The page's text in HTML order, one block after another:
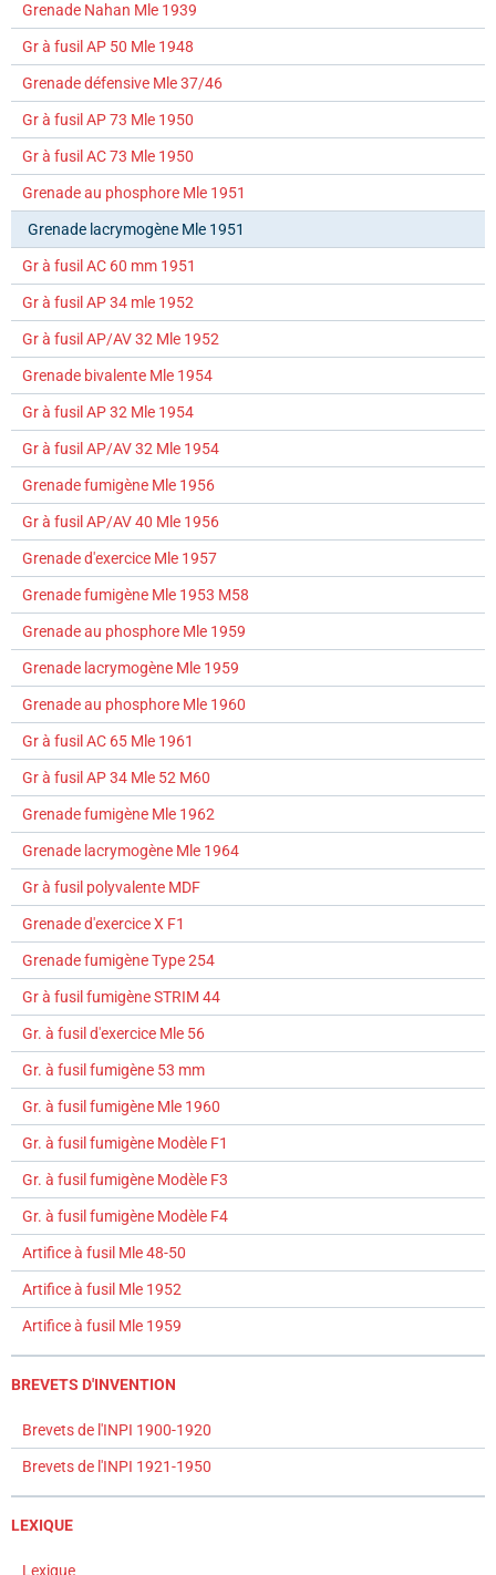
Grenade Nahan Mle 1939
Gr à fusil AP 50 Mle 1948
Grenade défensive Mle 37/46
Gr à fusil AP 73 Mle 1950
Gr à fusil AC 73 Mle 1950
Grenade au phosphore Mle 1951
Grenade lacrymogène Mle 1951
Gr à fusil AC 60 mm 1951
Gr à fusil AP 34 mle 1952
Gr à fusil AP/AV 32 Mle 1952
Grenade bivalente Mle 1954
Gr à fusil AP 32 Mle 1954
Gr à fusil AP/AV 32 Mle 1954
Grenade fumigène Mle 1956
Gr à fusil AP/AV 40 Mle 1956
Grenade d'exercice Mle 1957
Grenade fumigène Mle 1953 M58
Grenade au phosphore Mle 1959
Grenade lacrymogène Mle 1959
Grenade au phosphore Mle 1960
Gr à fusil AC 65 Mle 1961
Gr à fusil AP 34 Mle 52 M60
Grenade fumigène Mle 1962
Grenade lacrymogène Mle 1964
Gr à fusil polyvalente MDF
Grenade d'exercice X F1
Grenade fumigène Type 254
Gr à fusil fumigène STRIM 44
Gr. à fusil d'exercice Mle 56
Gr. à fusil fumigène 53 mm
Gr. à fusil fumigène Mle 1960
Gr. à fusil fumigène Modèle F1
Gr. à fusil fumigène Modèle F3
Gr. à fusil fumigène Modèle F4
Artifice à fusil Mle 48-50
Artifice à fusil Mle 1952
Artifice à fusil Mle 1959
BREVETS D'INVENTION
Brevets de l'INPI 1900-1920
Brevets de l'INPI 1921-1950
LEXIQUE
Lexique